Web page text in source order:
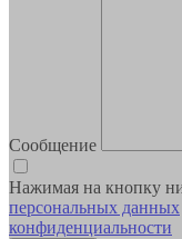
Сообщение
Нажимая на кнопку
персональных данных
конфиденциальности